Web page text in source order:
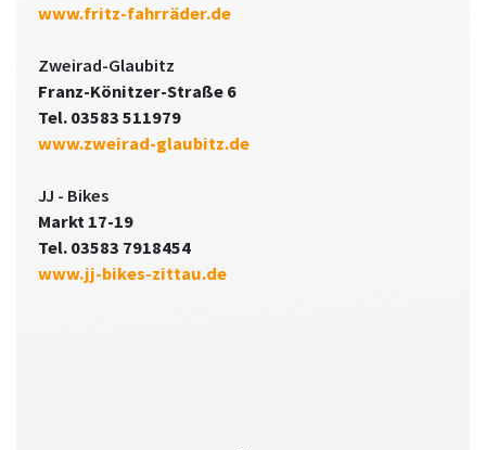
www.fritz-fahrräder.de
Zweirad-Glaubitz
Franz-Könitzer-Straße 6
Tel. 03583 511979
www.zweirad-glaubitz.de
JJ - Bikes
Markt 17-19
Tel. 03583 7918454
www.jj-bikes-zittau.de